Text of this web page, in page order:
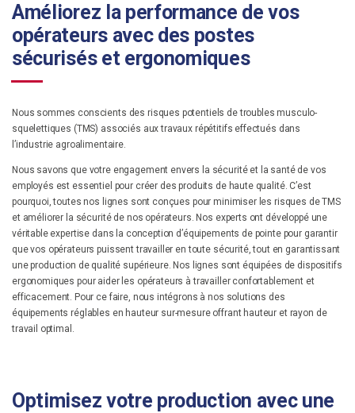
Améliorez la performance de vos
opérateurs avec des postes
sécurisés et ergonomiques
Nous sommes conscients des risques potentiels de troubles musculo-
squelettiques (TMS) associés aux travaux répétitifs effectués dans
l’industrie agroalimentaire.
Nous savons que votre engagement envers la sécurité et la santé de vos
employés est essentiel pour créer des produits de haute qualité. C’est
pourquoi, toutes nos lignes sont conçues pour minimiser les risques de TMS
et améliorer la sécurité de nos opérateurs. Nos experts ont développé une
véritable expertise dans la conception d’équipements de pointe pour garantir
que vos opérateurs puissent travailler en toute sécurité, tout en garantissant
une production de qualité supérieure. Nos lignes sont équipées de dispositifs
ergonomiques pour aider les opérateurs à travailler confortablement et
efficacement. Pour ce faire, nous intégrons à nos solutions des
équipements réglables en hauteur sur-mesure offrant hauteur et rayon de
travail optimal.
Optimisez votre production avec une